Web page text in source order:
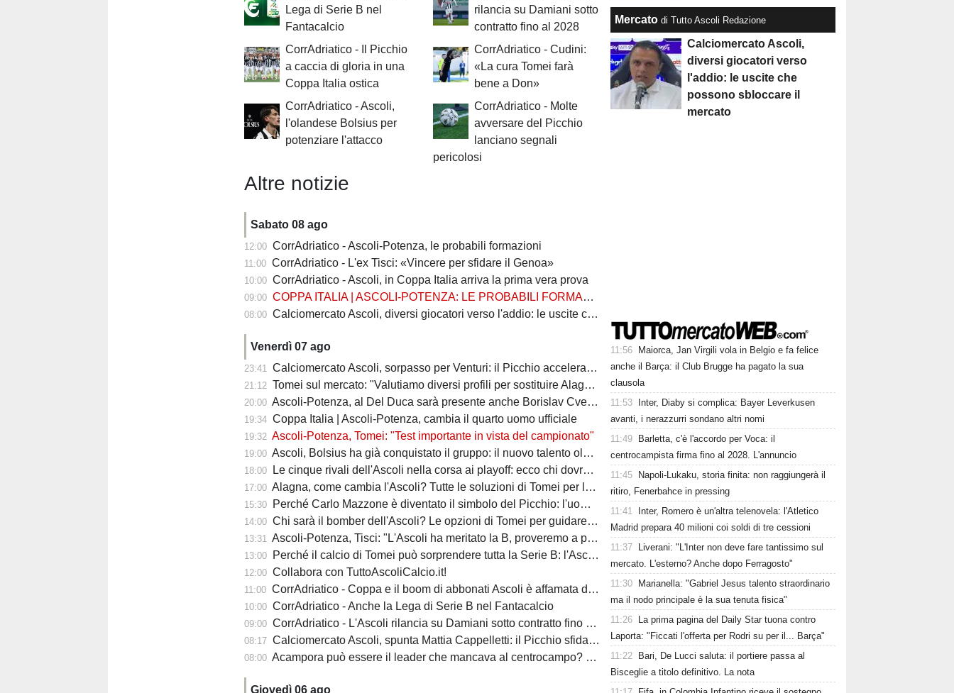
Lega di Serie B nel
Fantacalcio
rilancia su Damiani sotto
contratto fino al 2028
CorrAdriatico - Il Picchio
a caccia di gloria in una
Coppa Italia ostica
CorrAdriatico - Cudini:
«La cura Tomei farà
bene a Don»
CorrAdriatico - Ascoli,
l'olandese Bolsius per
potenziare l'attacco
CorrAdriatico - Molte
avversare del Picchio
lanciano segnali
pericolosi
Altre notizie
Sabato 08 ago
12:00 CorrAdriatico - Ascoli-Potenza, le probabili formazioni
11:00 CorrAdriatico - L'ex Tisci: «Vincere per sfidare il Genoa»
10:00 CorrAdriatico - Ascoli, in Coppa Italia arriva la prima vera prova
09:00 COPPA ITALIA | ASCOLI-POTENZA: LE PROBABILI FORMAZIONI
08:00 Calciomercato Ascoli, diversi giocatori verso l'addio: le uscite che possono sbloccare il mercato
Venerdì 07 ago
23:41 Calciomercato Ascoli, sorpasso per Venturi: il Picchio accelera per il difensore del Venezia
21:12 Tomei sul mercato: "Valutiamo diversi profili per sostituire Alagna"
20:00 Ascoli-Potenza, al Del Duca sarà presente anche Borislav Cvetković
19:34 Coppa Italia | Ascoli-Potenza, cambia il quarto uomo ufficiale
19:32 Ascoli-Potenza, Tomei: "Test importante in vista del campionato"
19:00 Ascoli, Bolsius ha già conquistato il gruppo: il nuovo talento olandese può essere l'arma in più del Picchio
18:00 Le cinque rivali dell'Ascoli nella corsa ai playoff: ecco chi dovrà battere il Picchio
17:00 Alagna, come cambia l'Ascoli? Tutte le soluzioni di Tomei per la fascia destra
15:30 Perché Carlo Mazzone è diventato il simbolo del Picchio: l'uomo che ha insegnato cosa significa essere ascolani
14:00 Chi sarà il bomber dell'Ascoli? Le opzioni di Tomei per guidare l'attacco del Picchio
13:31 Ascoli-Potenza, Tisci: "L'Ascoli ha meritato la B, proveremo a passare il turno"
13:00 Perché il calcio di Tomei può sorprendere tutta la Serie B: l'Ascoli ha un'identità da protagonista
12:00 Collabora con TuttoAscoliCalcio.it!
11:00 CorrAdriatico - Coppa e il boom di abbonati Ascoli è affamata di calcio
10:00 CorrAdriatico - Anche la Lega di Serie B nel Fantacalcio
09:00 CorrAdriatico - L'Ascoli rilancia su Damiani sotto contratto fino al 2028
08:17 Calciomercato Ascoli, spunta Mattia Cappelletti: il Picchio sfida il Catanzaro per il talento del Milan
08:00 Acampora può essere il leader che mancava al centrocampo? L'Ascoli punta sulla sua esperienza
Giovedì 06 ago
Mercato di Tutto Ascoli Redazione
Calciomercato Ascoli,
diversi giocatori verso
l'addio: le uscite che
possono sbloccare il
mercato
11:56
Maiorca, Jan Virgili vola in Belgio e fa felice
anche il Barça: il Club Brugge ha pagato la sua
clausola
11:53
Inter, Diaby si complica: Bayer Leverkusen
avanti, i nerazzurri sondano altri nomi
11:49
Barletta, c'è l'accordo per Voca: il
centrocampista firma fino al 2028. L'annuncio
11:45
Napoli-Lukaku, storia finita: non raggiungerà il
ritiro, Fenerbahce in pressing
11:41
Inter, Romero è un'altra telenovela: l'Atletico
Madrid prepara 40 milioni coi soldi di tre cessioni
11:37
Liverani: "L'Inter non deve fare tantissimo sul
mercato. L'esterno? Anche dopo Ferragosto"
11:30
Marianella: "Gabriel Jesus talento straordinario
ma il nodo principale è la sua tenuta fisica"
11:26
La prima pagina del Daily Star tuona contro
Laporta: "Ficcati l'offerta per Rodri su per il... Barça"
11:22
Bari, De Lucci saluta: il portiere passa al
Bisceglie a titolo definitivo. La nota